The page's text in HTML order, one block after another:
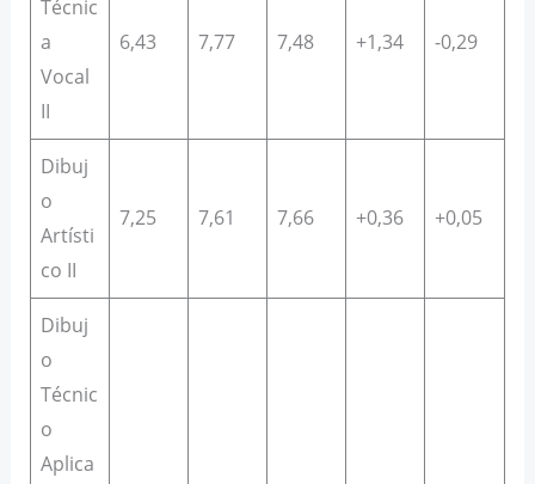
Técnic
a
Vocal
II
6,43 7,77 7,48 +1,34 -0,29
Dibuj
o
Artísti
co II
7,25 7,61 7,66 +0,36 +0,05
Dibuj
o
Técnic
o
Aplica